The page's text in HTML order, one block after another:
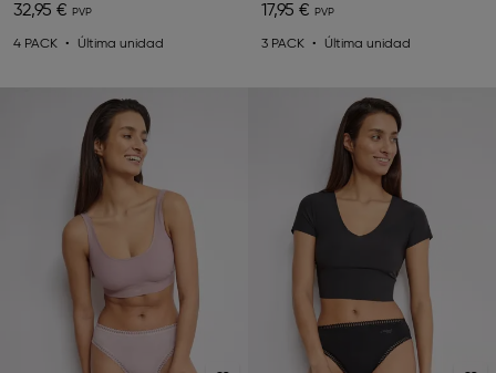
32,95 €
4 PACK Última unidad
17,95 €
3 PACK Última unidad